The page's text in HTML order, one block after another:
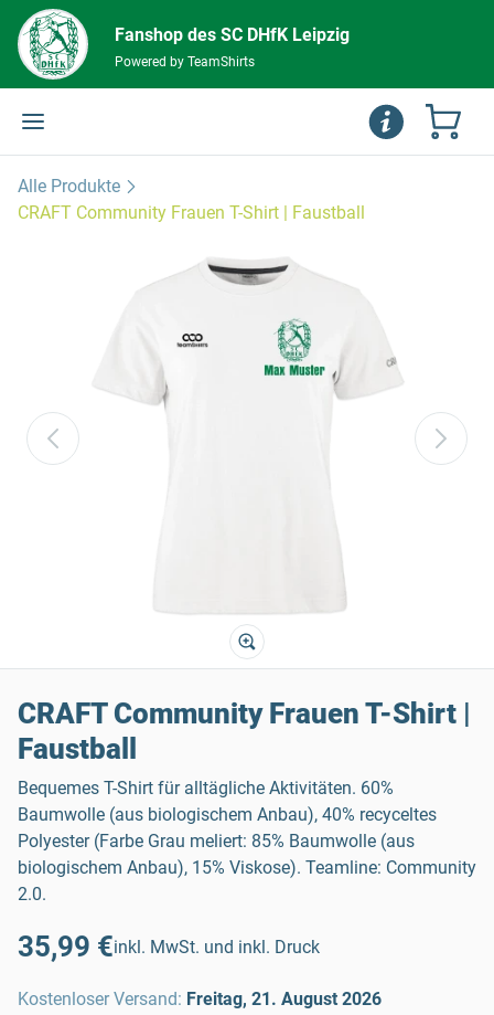
Fanshop des SC DHfK Leipzig
Powered by TeamShirts
Alle Produkte
CRAFT Community Frauen T-Shirt | Faustball
CRAFT Community Frauen T-Shirt |
Faustball
Bequemes T-Shirt für alltägliche Aktivitäten. 60%
Baumwolle (aus biologischem Anbau), 40% recyceltes
Polyester (Farbe Grau meliert: 85% Baumwolle (aus
biologischem Anbau), 15% Viskose). Teamline: Community
2.0.
35,99 €inkl. MwSt. und inkl. Druck
Kostenloser Versand: Freitag, 21. August 2026